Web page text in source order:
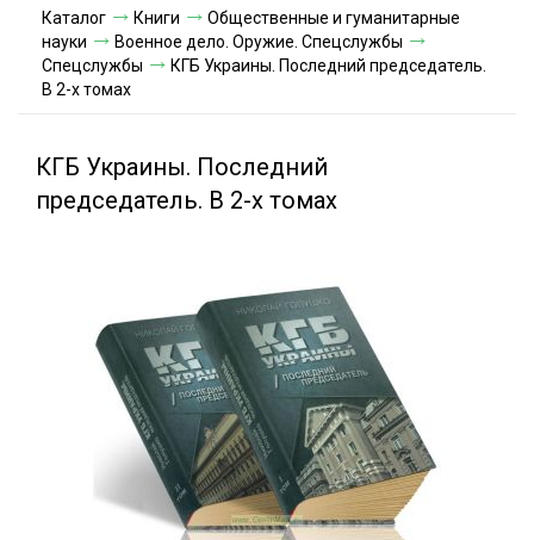
Условия доставки
Условия оплаты
Акции и скидки
Каталог Книги
Общественные и гуманитарные
науки
Военное дело. Оружие. Спецслужбы
Спецслужбы
КГБ Украины. Последний председатель.
В 2-х томах
КГБ Украины. Последний
председатель. В 2-х томах